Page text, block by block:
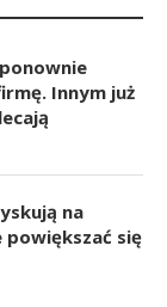
Innym już
na
powiększać się